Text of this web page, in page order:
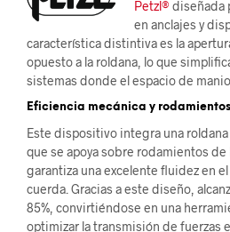
Petzl® diseñada
en anclajes y
característica distintiva es la
opuesto a la roldana, lo que
sistemas donde el espacio de
Eficiencia mecánica y rodamientos
Este dispositivo integra una
que se apoya sobre rodamientos de
garantiza una excelente fluidez en
cuerda. Gracias a este diseño,
85%, convirtiéndose en una
optimizar la transmisión de fuerzas